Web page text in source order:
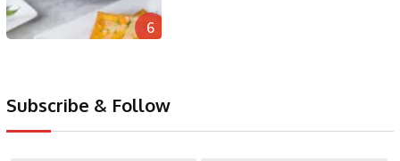
6
Subscribe & Follow